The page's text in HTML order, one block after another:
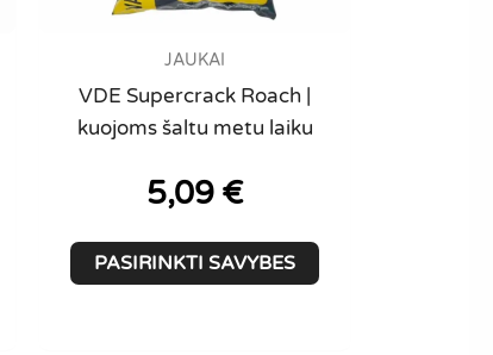
JAUKAI
VDE Supercrack Roach |
kuojoms šaltu metu laiku
5,09 €
PASIRINKTI SAVYBES
This
product